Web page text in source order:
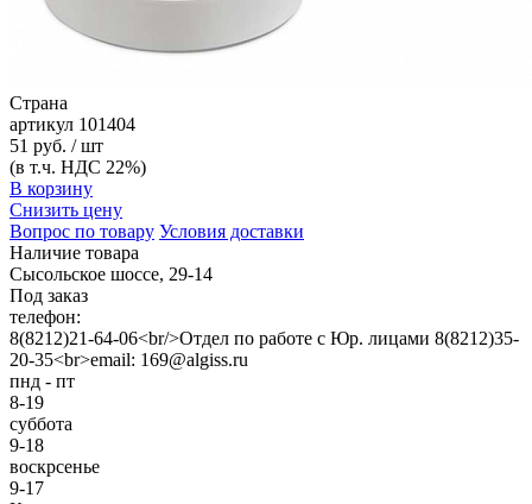
Страна
артикул 101404
51 руб. / шт
(в т.ч. НДС 22%)
В корзину
Снизить цену
Вопрос по товару Условия доставки
Наличие товара
Сысольское шоссе, 29-14
Под заказ
телефон:
8(8212)21-64-06<br/>Отдел по работе с Юр. лицами 8(8212)35-
20-35<br>email: 169@algiss.ru
пнд - пт
8-19
суббота
9-18
воскрсенье
9-17